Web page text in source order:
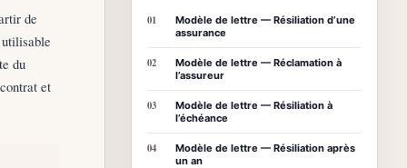
de
du
et
01
Modèle de lettre — Résiliation d’une
assurance
02
Modèle de lettre — Réclamation à
l’assureur
03
Modèle de lettre — Résiliation à
l’échéance
04
Modèle de lettre — Résiliation après
un an